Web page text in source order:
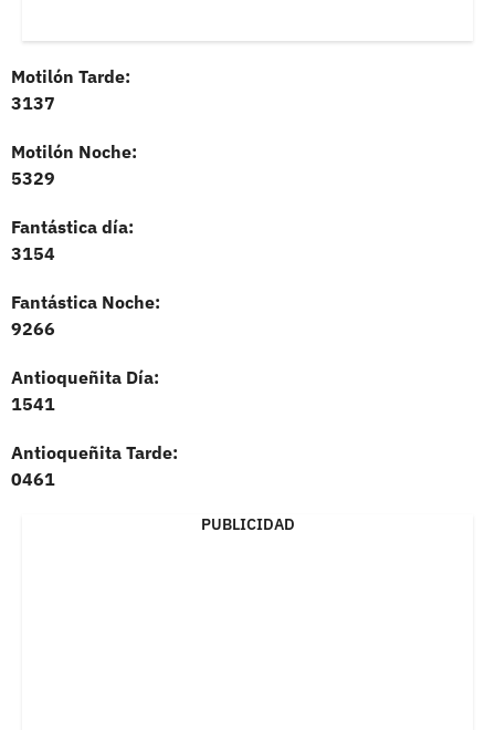
Motilón Tarde:
3137
Motilón Noche:
5329
Fantástica día:
3154
Fantástica Noche:
9266
Antioqueñita Día:
1541
Antioqueñita Tarde:
0461
PUBLICIDAD